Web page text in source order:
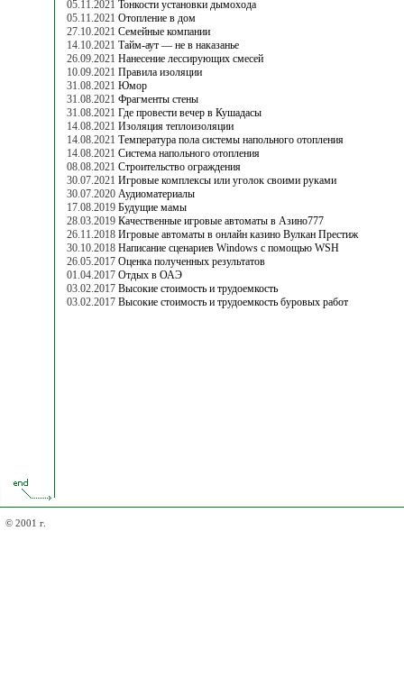
05.11.2021 Тонкости установки дымохода
05.11.2021 Отопление в дом
27.10.2021 Семейные компании
14.10.2021 Тайм-аут — не в наказанье
26.09.2021 Нанесение лессирующих смесей
10.09.2021 Правила изоляции
31.08.2021 Юмор
31.08.2021 Фрагменты стены
31.08.2021 Где провести вечер в Кушадасы
14.08.2021 Изоляция теплоизоляции
14.08.2021 Температура пола системы напольного отопления
14.08.2021 Система напольного отопления
08.08.2021 Строительство ограждения
30.07.2021 Игровые комплексы или уголок своими руками
30.07.2020 Аудиоматериалы
17.08.2019 Будущие мамы
28.03.2019 Качественные игровые автоматы в Азино777
26.11.2018 Игровые автоматы в онлайн казино Вулкан Престиж
30.10.2018 Написание сценариев Windows с помощью WSH
26.05.2017 Оценка полученных результатов
01.04.2017 Отдых в ОАЭ
03.02.2017 Высокие стоимость и трудоемкость
03.02.2017 Высокие стоимость и трудоемкость буровых работ
© 2001 г.